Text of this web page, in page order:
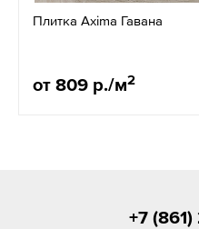
Плитка Axima Гавана
от 809 р./м2
+7